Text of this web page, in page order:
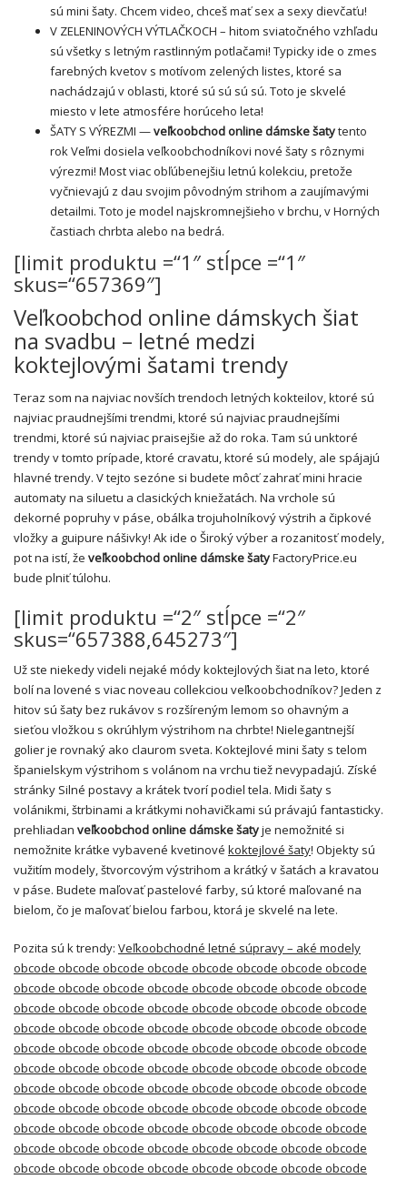
sú mini šaty. Chcem video, chceš mať sex a sexy dievčaťu!
V ZELENINOVÝCH VÝTLAČKOCH – hitom sviatočného vzhľadu
sú všetky s letným rastlinným potlačami! Typicky ide o zmes
farebných kvetov s motívom zelených listes, ktoré sa
nachádzajú v oblasti, ktoré sú sú sú sú. Toto je skvelé
miesto v lete atmosfére horúceho leta!
ŠATY S VÝREZMI —veľkoobchod online dámske šatytento
rok Veľmi dosiela veľkoobchodníkovi nové šaty s rôznymi
výrezmi! Most viac obľúbenejšiu letnú kolekciu, pretože
vyčnievajú z dau svojim pôvodným strihom a zaujímavými
detailmi. Toto je model najskromnejšieho v brchu, v Horných
častiach chrbta alebo na bedrá.
[limit produktu =“1″ stĺpce =“1″
skus=“657369″]
Veľkoobchod online dámskych šiat
na svadbu – letné medzi
koktejlovými šatami trendy
Teraz som na najviac novších trendoch letných kokteilov, ktoré sú
najviac praudnejšími trendmi, ktoré sú najviac praudnejšími
trendmi, ktoré sú najviac praisejšie až do roka. Tam sú unktoré
trendy v tomto prípade, ktoré cravatu, ktoré sú modely, ale spájajú
hlavné trendy. V tejto sezóne si budete môcť zahrať mini hracie
automaty na siluetu a clasických kniežatách. Na vrchole sú
dekorné popruhy v páse, obálka trojuholníkový výstrih a čipkové
vložky a guipure nášivky! Ak ide o Široký výber a rozanitosť modely,
pot na istí, že veľkoobchod online dámske šatyFactoryPrice.eu
bude plniť túlohu.
[limit produktu =“2″ stĺpce =“2″
skus=“657388,645273″]
Už ste niekedy videli nejaké módy koktejlových šiat na leto, ktoré
bolí na lovené s viac noveau collekciou veľkoobchodníkov? Jeden z
hitov sú šaty bez rukávov s rozšíreným lemom so ohavným a
sieťou vložkou s okrúhlym výstrihom na chrbte! Nielegantnejší
golier je rovnaký ako claurom sveta. Koktejlové mini šaty s telom
španielskym výstrihom s volánom na vrchu tiež nevypadajú. Získé
stránky Silné postavy a krátek tvorí podiel tela. Midi šaty s
volánikmi, štrbinami a krátkymi nohavičkami sú právajú fantasticky.
prehliadan veľkoobchod online dámske šatyje nemožnité si
nemožnite krátke vybavené kvetinové koktejlové šaty! Objekty sú
vužitím modely, štvorcovým výstrihom a krátký v šatách a kravatou
v páse. Budete maľovať pastelové farby, sú ktoré maľované na
bielom, čo je maľovať bielou farbou, ktorá je skvelé na lete.
Pozita sú k trendy: Veľkoobchodné letné súpravy – aké modely
obcode obcode obcode obcode obcode obcode obcode obcode
obcode obcode obcode obcode obcode obcode obcode obcode
obcode obcode obcode obcode obcode obcode obcode obcode
obcode obcode obcode obcode obcode obcode obcode obcode
obcode obcode obcode obcode obcode obcode obcode obcode
obcode obcode obcode obcode obcode obcode obcode obcode
obcode obcode obcode obcode obcode obcode obcode obcode
obcode obcode obcode obcode obcode obcode obcode obcode
obcode obcode obcode obcode obcode obcode obcode obcode
obcode obcode obcode obcode obcode obcode obcode obcode
obcode obcode obcode obcode obcode obcode obcode obcode